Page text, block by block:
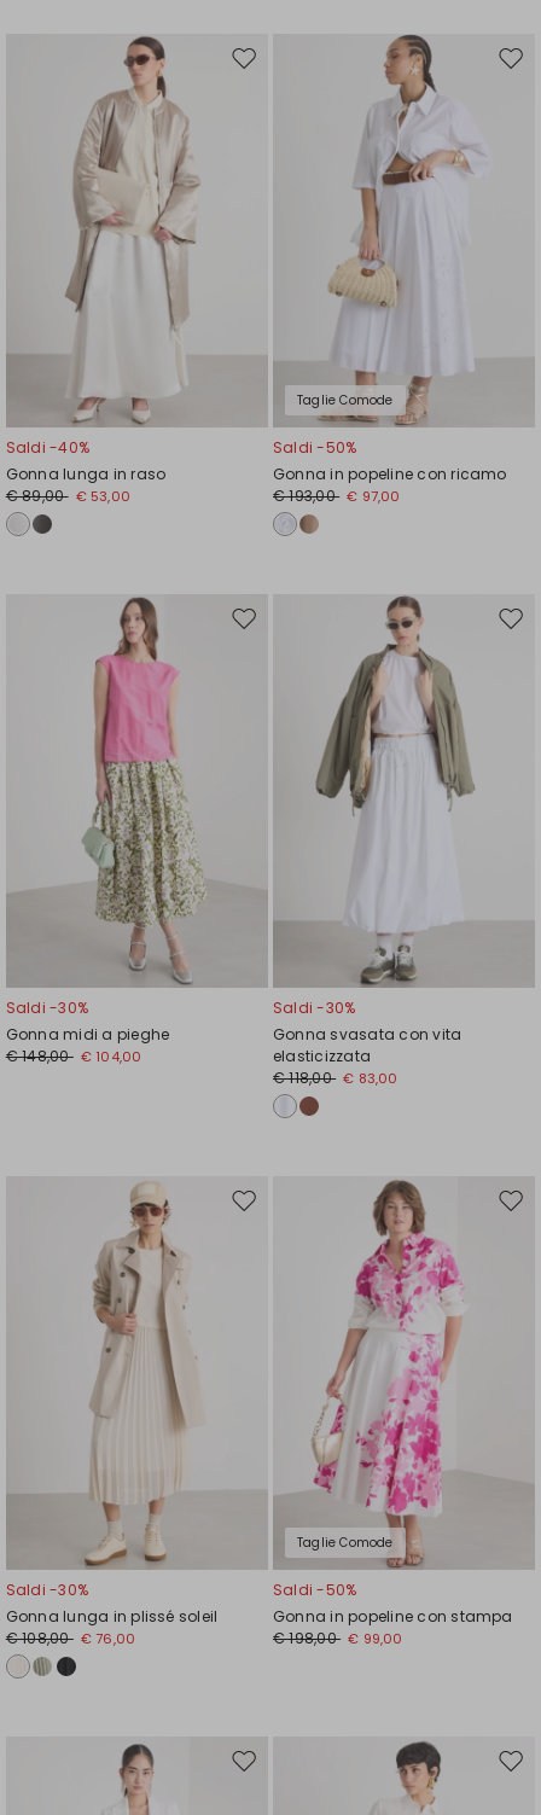
Sposta
Saldi -40%
Gonna lunga in raso
€ 89,00 € 53,00
Taglie Comode
Saldi -50%
Gonna in popeline con ricamo
€ 193,00 € 97,00
Sposta
Saldi -30%
Gonna midi a pieghe
€ 148,00 € 104,00
Saldi -30%
Gonna svasata con vita
elasticizzata
€ 118,00 € 83,00
Sposta
Saldi -30%
Gonna lunga in plissé soleil
€ 108,00 € 76,00
Taglie Comode
Saldi -50%
Gonna in popeline con stampa
€ 198,00 € 99,00
Sposta